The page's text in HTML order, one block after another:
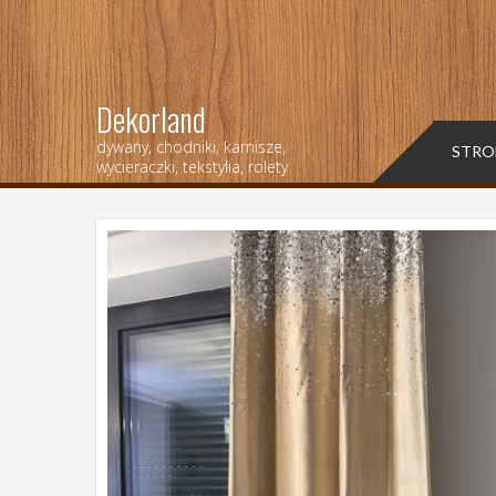
Dekorland
dywany, chodniki, karnisze,
wycieraczki, tekstylia, rolety